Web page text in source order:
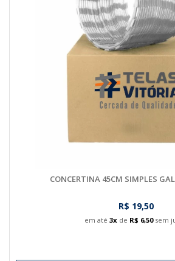
CONCERTINA 45CM SIMPLES
R$ 19,50
em até 3x de R$ 6,50sem